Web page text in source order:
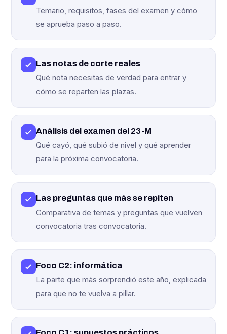
Temario, requisitos, fases del examen y cómo
se aprueba paso a paso.
Las notas de corte reales
Qué nota necesitas de verdad para entrar y
cómo se reparten las plazas.
Análisis del examen del 23-M
Qué cayó, qué subió de nivel y qué aprender
para la próxima convocatoria.
Las preguntas que más se repiten
Comparativa de temas y preguntas que vuelven
convocatoria tras convocatoria.
Foco C2: informática
La parte que más sorprendió este año, explicada
para que no te vuelva a pillar.